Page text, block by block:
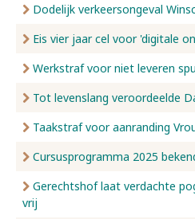
Dodelijk verkeersongeval
Eis vier jaar cel voor 'digitale
Werkstraf voor niet leveren
Tot levenslang veroordeelde
Taakstraf voor aanranding
Cursusprogramma 2025
Gerechtshof laat verdachte
vrij